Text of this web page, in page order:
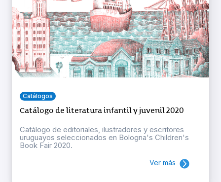
Catálogos
Catálogo de literatura infantil y juvenil 2020
Catálogo de editoriales, ilustradores y escritores
uruguayos seleccionados en Bologna's Children's
Book Fair 2020.
Ver más